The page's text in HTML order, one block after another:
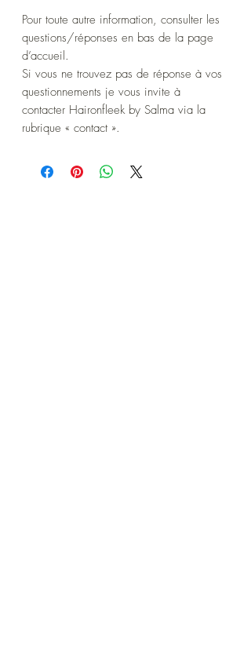
Pour toute autre information, consulter les
questions/réponses en bas de la page
d’accueil.
Si vous ne trouvez pas de réponse à vos
questionnements je vous invite à
contacter Haironfleek by Salma via la
rubrique « contact ».